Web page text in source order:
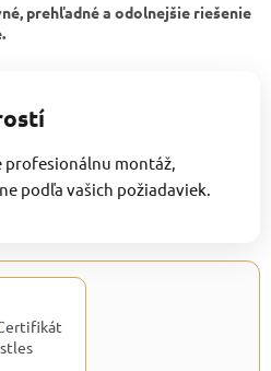
prehľadné a odolnejšie riešenie
profesionálnu montáž,
podľa vašich požiadaviek.